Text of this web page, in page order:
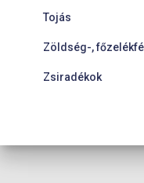
Tojás
Zöldség-,
Zsiradékok